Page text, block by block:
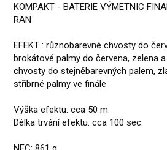
KOMPAKT - BATERIE VÝMETNIC
RAN
EFEKT : různobarevné chvosty do
brokátové palmy do červena, zelena
chvosty do stejněbarevných palem,
stříbrné palmy ve finále
Výška efektu: cca 50 m.
Délka trvání efektu: cca 100 sec.